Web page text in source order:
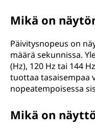
Mikä on
Päivitysnopeus on
määrä sekunnissa.
(Hz), 120 Hz tai 144
tuottaa tasaisempaa
nopeatempoisessa
Mikä on